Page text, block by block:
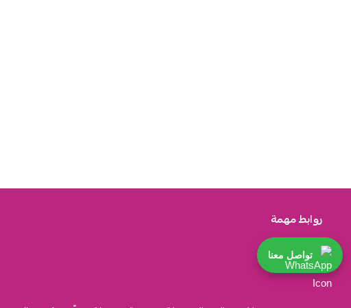
روابط مهمة
تواصل معنا